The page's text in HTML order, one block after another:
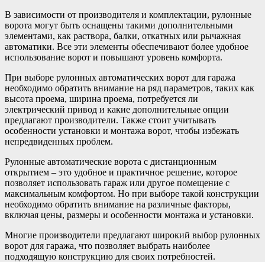
В зависимости от производителя и комплектации, рулонные
ворота могут быть оснащены такими дополнительными
элементами, как раствора, балки, откатных или рычажная
автоматики. Все эти элементы обеспечивают более удобное
использование ворот и повышают уровень комфорта.
При выборе рулонных автоматических ворот для гаража
необходимо обратить внимание на ряд параметров, таких как
высота проема, ширина проема, потребуется ли
электрический привод и какие дополнительные опции
предлагают производители. Также стоит учитывать
особенности установки и монтажа ворот, чтобы избежать
непредвиденных проблем.
Рулонные автоматические ворота с дистанционным
открытием – это удобное и практичное решение, которое
позволяет использовать гараж или другое помещение с
максимальным комфортом. Но при выборе такой конструкции
необходимо обратить внимание на различные факторы,
включая цены, размеры и особенности монтажа и установки.
Многие производители предлагают широкий выбор рулонных
ворот для гаража, что позволяет выбрать наиболее
подходящую конструкцию для своих потребностей.